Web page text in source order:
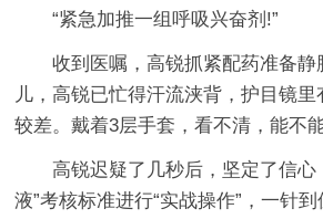
“紧急加推一组呼吸兴奋剂!”
收到医嘱，高锐抓紧配药准备静
儿，高锐已忙得汗流浃背，护目镜
较差。戴着3层手套，看不清，能不
高锐迟疑了几秒后，坚定了信心
液”考核标准进行“实战操作”，一针